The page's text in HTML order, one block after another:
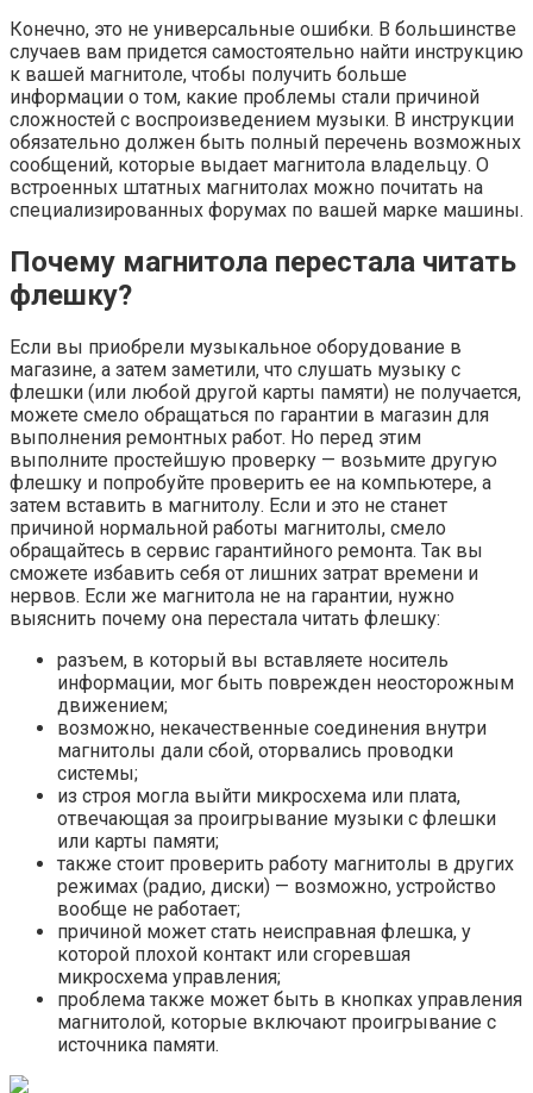
Конечно, это не универсальные ошибки. В большинстве
случаев вам придется самостоятельно найти инструкцию
к вашей магнитоле, чтобы получить больше
информации о том, какие проблемы стали причиной
сложностей с воспроизведением музыки. В инструкции
обязательно должен быть полный перечень возможных
сообщений, которые выдает магнитола владельцу. О
встроенных штатных магнитолах можно почитать на
специализированных форумах по вашей марке машины.
Почему магнитола перестала читать
флешку?
Если вы приобрели музыкальное оборудование в
магазине, а затем заметили, что слушать музыку с
флешки (или любой другой карты памяти) не получается,
можете смело обращаться по гарантии в магазин для
выполнения ремонтных работ. Но перед этим
выполните простейшую проверку — возьмите другую
флешку и попробуйте проверить ее на компьютере, а
затем вставить в магнитолу. Если и это не станет
причиной нормальной работы магнитолы, смело
обращайтесь в сервис гарантийного ремонта. Так вы
сможете избавить себя от лишних затрат времени и
нервов. Если же магнитола не на гарантии, нужно
выяснить почему она перестала читать флешку:
разъем, в который вы вставляете носитель
информации, мог быть поврежден неосторожным
движением;
возможно, некачественные соединения внутри
магнитолы дали сбой, оторвались проводки
системы;
из строя могла выйти микросхема или плата,
отвечающая за проигрывание музыки с флешки
или карты памяти;
также стоит проверить работу магнитолы в других
режимах (радио, диски) — возможно, устройство
вообще не работает;
причиной может стать неисправная флешка, у
которой плохой контакт или сгоревшая
микросхема управления;
проблема также может быть в кнопках управления
магнитолой, которые включают проигрывание с
источника памяти.